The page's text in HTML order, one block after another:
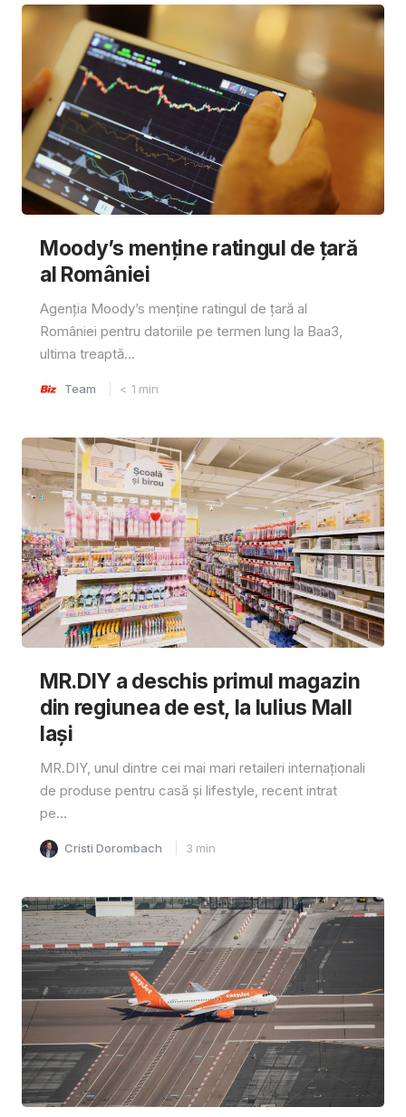
Moody’s menține ratingul de țară
al României
Agenția Moody’s menține ratingul de țară al
României pentru datoriile pe termen lung la Baa3,
ultima treaptă...
Team < 1 min
MR.DIY a deschis primul magazin
din regiunea de est, la Iulius Mall
Iași
MR.DIY, unul dintre cei mai mari retaileri internaționali
de produse pentru casă și lifestyle, recent intrat
pe...
Cristi Dorombach 3 min